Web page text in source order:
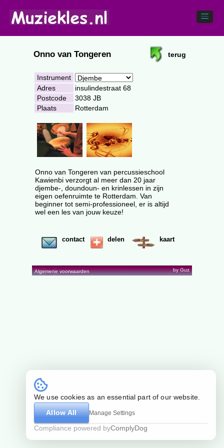
Onno van Tongeren terug
Instrument
Adres
insulindestraat 68
Postcode
3038 JB
Plaats
Rotterdam
Onno van Tongeren van percussieschool
Kawienbi verzorgt al meer dan 20 jaar
djembe-, doundoun- en krinlessen in zijn
eigen oefenruimte te Rotterdam. Van
beginner tot semi-professioneel, er is altijd
wel een les van jouw keuze!
contact delen kaart
Algemene voorwaarden by Guz
We use cookies as an essential part of our website.
Allow All
Manage Settings
Compliance powered byComplyDog